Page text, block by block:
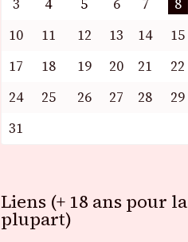
3
4 5 6 7 8
10
11 12 13 14 15
17
18 19 20 21 22
24
25 26 27 28 29
31
Liens (+ 18 ans pour la
plupart)